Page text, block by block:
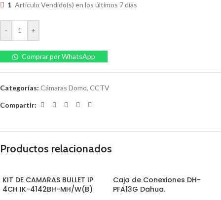
1 Artículo Vendido(s) en los últimos 7 días
- +
Comprar por WhatsApp
Categorías: Cámaras Domo, CCTV
Compartir:
Productos relacionados
KIT DE CAMARAS BULLET IP
4CH IK-4142BH-MH/W(B)
Caja de Conexiones DH-
PFA13G Dahua.